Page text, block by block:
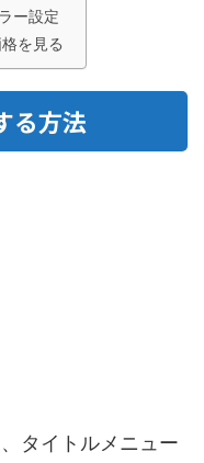
ー設定
を見る
る方法
タイトルメニュー